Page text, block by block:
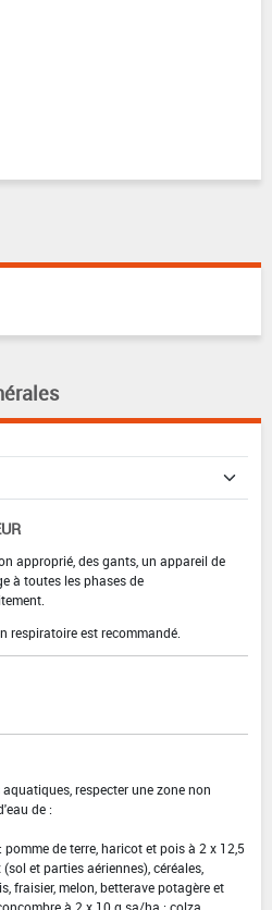
approprié, des gants, un appareil de
à toutes les phases de
respiratoire est recommandé.
respecter une zone non
de :
de terre, haricot et pois à 2 x 12,5
et parties aériennes), céréales,
fraisier, melon, betterave potagère et
à 2 x 10 g sa/ha ; colza,